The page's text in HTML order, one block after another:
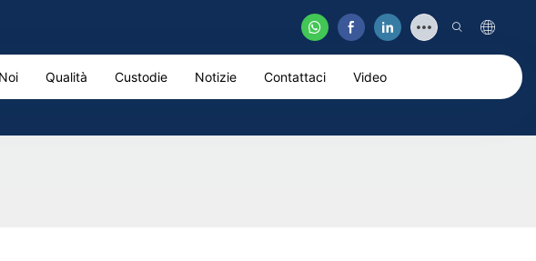
Qualità Custodie Notizie Contattaci Video